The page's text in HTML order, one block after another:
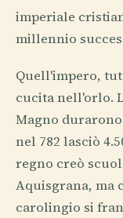
imperiale
millennio
Quell'impero,
cucita nell'orlo.
Magno
nel 782 lasciò
regno creò
Aquisgrana, ma
carolingio si